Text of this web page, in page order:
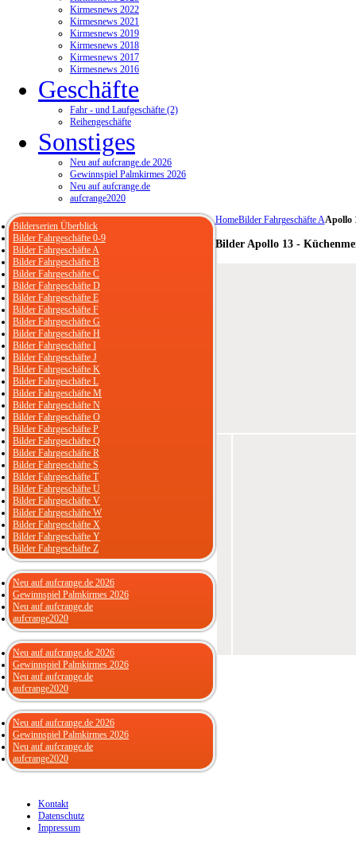
Kirmesnews 2022
Kirmesnews 2021
Kirmesnews 2019
Kirmesnews 2018
Kirmesnews 2017
Kirmesnews 2016
Geschäfte
Fahr - und Laufgeschäfte (2)
Reihengeschäfte
Sonstiges
Neu auf aufcrange.de 2026
Gewinnspiel Palmkirmes 2026
Neu auf aufcrange.de
aufcrange2020
HomeBilder Fahrgeschäfte AApollo
Bilder Apollo 13 -
Bilderserien Überblick
Bilder Fahrgeschäfte 0-9
Bilder Fahrgeschäfte A
Bilder Fahrgeschäfte B
Bilder Fahrgeschäfte C
Bilder Fahrgeschäfte D
Bilder Fahrgeschäfte E
Bilder Fahrgeschäfte F
Bilder Fahrgeschäfte G
Bilder Fahrgeschäfte H
Bilder Fahrgeschäfte I
Bilder Fahrgeschäfte J
Bilder Fahrgeschäfte K
Bilder Fahrgeschäfte L
Bilder Fahrgeschäfte M
Bilder Fahrgeschäfte N
Bilder Fahrgeschäfte O
Bilder Fahrgeschäfte P
Bilder Fahrgeschäfte Q
Bilder Fahrgeschäfte R
Bilder Fahrgeschäfte S
Bilder Fahrgeschäfte T
Bilder Fahrgeschäfte U
Bilder Fahrgeschäfte V
Bilder Fahrgeschäfte W
Bilder Fahrgeschäfte X
Bilder Fahrgeschäfte Y
Bilder Fahrgeschäfte Z
Neu auf aufcrange.de 2026
Gewinnspiel Palmkirmes 2026
Neu auf aufcrange.de
aufcrange2020
Neu auf aufcrange.de 2026
Gewinnspiel Palmkirmes 2026
Neu auf aufcrange.de
aufcrange2020
Neu auf aufcrange.de 2026
Gewinnspiel Palmkirmes 2026
Neu auf aufcrange.de
aufcrange2020
Kontakt
Datenschutz
Impressum